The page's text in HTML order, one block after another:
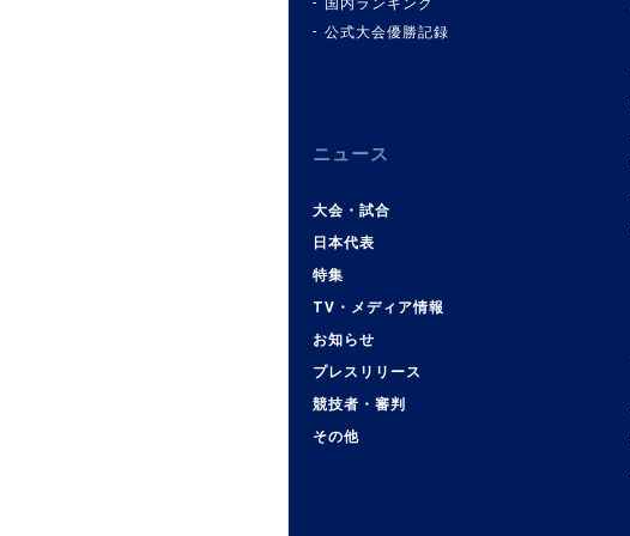
国内ランキング
公式大会優勝記録
ニュース
大会・試合
日本代表
特集
TV・メディア情報
お知らせ
プレスリリース
競技者・審判
その他